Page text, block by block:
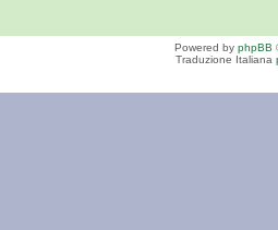
Powered by phpBB
Traduzione Italiana